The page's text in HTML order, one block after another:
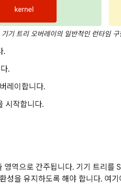
기 트리 오버레이의 일반적인 런타임 구
.
.
레이합니다.
시작합니다.
역으로 간주됩니다. 기기 트리를
성을 유지하도록 해야 합니다. 여